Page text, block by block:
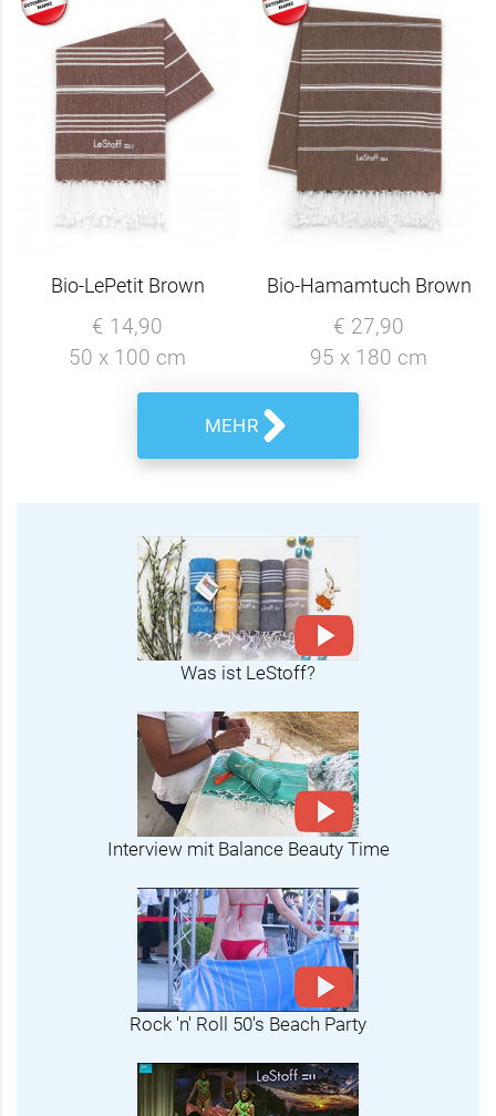
Bio-LePetit Brown
€ 14,90
50 x 100 cm
Bio-Hamamtuch Brown
€ 27,90
95 x 180 cm
MEHR
Was ist LeStoff?
Interview mit Balance Beauty Time
Rock 'n' Roll 50's Beach Party